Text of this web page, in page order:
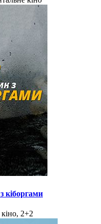
кіборгами
2+2